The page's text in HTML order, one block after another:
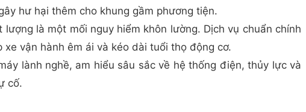
hư hại thêm cho khung gầm phương tiện.
là một mối nguy hiểm khôn lường. Dịch vụ chuẩn chính
vận hành êm ái và kéo dài tuổi thọ động cơ.
lành nghề, am hiểu sâu sắc về hệ thống điện, thủy lực và
cố.